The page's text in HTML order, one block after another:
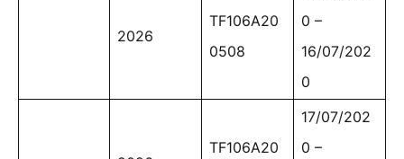
2026
TF106A20
0508
0 –
16/07/202
0
TF106A20
17/07/202
0 –